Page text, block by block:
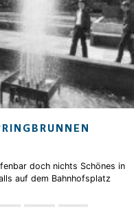
doch nichts Schönes in
auf dem Bahnhofsplatz